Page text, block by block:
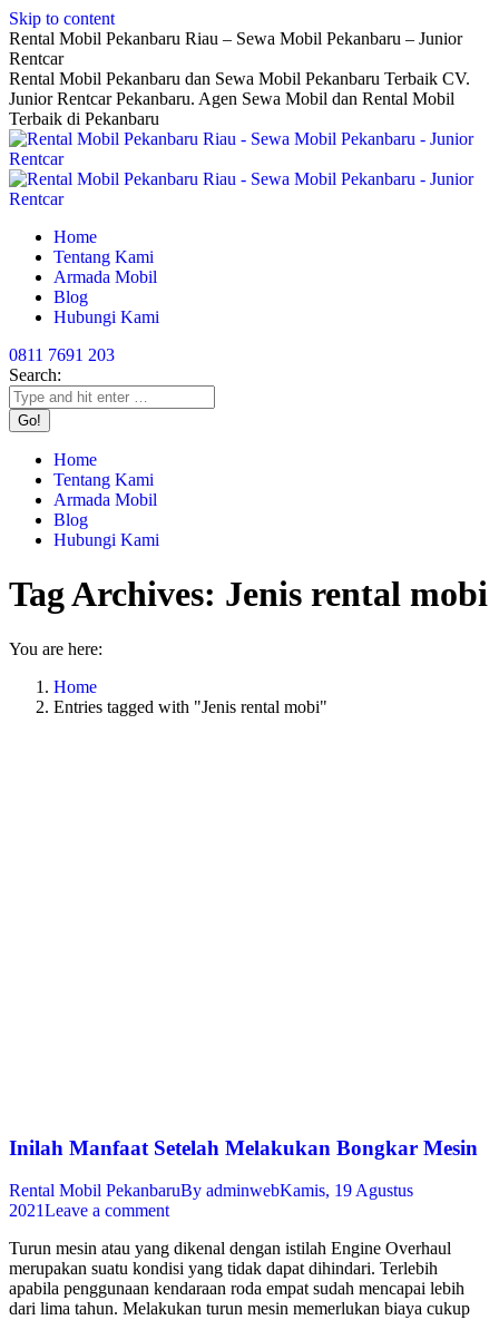
Skip to content
Rental Mobil Pekanbaru Riau – Sewa Mobil Pekanbaru – Junior
Rentcar
Rental Mobil Pekanbaru dan Sewa Mobil Pekanbaru Terbaik CV.
Junior Rentcar Pekanbaru. Agen Sewa Mobil dan Rental Mobil
Terbaik di Pekanbaru
Home
Tentang Kami
Armada Mobil
Blog
Hubungi Kami
0811 7691 203
Search:
Home
Tentang Kami
Armada Mobil
Blog
Hubungi Kami
Tag Archives: Jenis rental mobi
You are here:
Home
Entries tagged with "Jenis rental mobi"
Inilah Manfaat Setelah Melakukan Bongkar Mesin
Rental Mobil PekanbaruBy adminwebKamis, 19 Agustus
2021Leave a comment
Turun mesin atau yang dikenal dengan istilah Engine Overhaul
merupakan suatu kondisi yang tidak dapat dihindari. Terlebih
apabila penggunaan kendaraan roda empat sudah mencapai lebih
dari lima tahun. Melakukan turun mesin memerlukan biaya cukup